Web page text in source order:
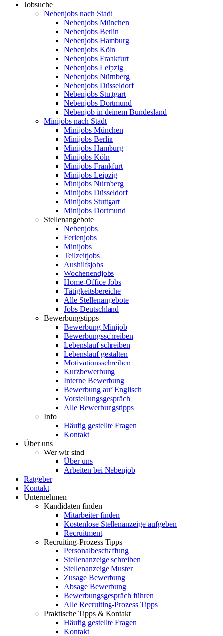
Jobsuche
Nebenjobs nach Stadt
Nebenjobs München
Nebenjobs Berlin
Nebenjobs Hamburg
Nebenjobs Köln
Nebenjobs Frankfurt
Nebenjobs Leipzig
Nebenjobs Nürnberg
Nebenjobs Düsseldorf
Nebenjobs Stuttgart
Nebenjobs Dortmund
Nebenjob in deinem Bundesland
Minijobs nach Stadt
Minijobs München
Minijobs Berlin
Minijobs Hamburg
Minijobs Köln
Minijobs Frankfurt
Minijobs Leipzig
Minijobs Nürnberg
Minijobs Düsseldorf
Minijobs Stuttgart
Minijobs Dortmund
Stellenangebote
Nebenjobs
Ferienjobs
Minijobs
Teilzeitjobs
Aushilfsjobs
Wochenendjobs
Home-Office Jobs
Tätigkeitsbereiche
Alle Stellenangebote
Jobs Deutschland
Bewerbungstipps
Bewerbung Minijob
Bewerbungsschreiben
Lebenslauf schreiben
Lebenslauf gestalten
Motivationsschreiben
Kurzbewerbung
Interne Bewerbung
Bewerbung auf Englisch
Vorstellungsgespräch
Alle Bewerbungstipps
Info
Häufig gestellte Fragen
Kontakt
Über uns
Wer wir sind
Über uns
Arbeiten bei Nebenjob
Ratgeber
Kontakt
Unternehmen
Kandidaten finden
Mitarbeiter finden
Kostenlose Stellenanzeige aufgeben
Recruitment
Recruiting-Prozess Tipps
Personalbeschaffung
Stellenanzeige schreiben
Stellenanzeige Muster
Zusage Bewerbung
Absage Bewerbung
Bewerbungsgespräch führen
Alle Recruiting-Prozess Tipps
Praktische Tipps & Kontakt
Häufig gestellte Fragen
Kontakt